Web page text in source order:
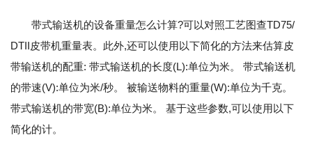
带式输送机的设备重量怎么计算?可以对照工艺图查TD75/
DTII皮带机重量表。此外,还可以使用以下简化的方法来估算皮
带输送机的配重: 带式输送机的长度(L):单位为米。 带式输送机
的带速(V):单位为米/秒。 被输送物料的重量(W):单位为千克。
带式输送机的带宽(B):单位为米。 基于这些参数,可以使用以下
简化的计。